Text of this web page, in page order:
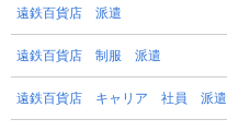
遠鉄百貨店 派遣
遠鉄百貨店 制服 派遣
遠鉄百貨店 キャリア 社員 派遣